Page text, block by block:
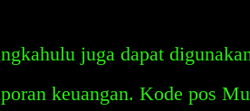
juga dapat
keuangan. Kode pos